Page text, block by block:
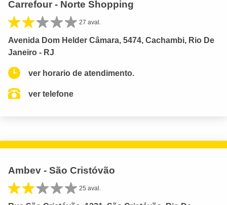
Carrefour - Norte Shopping
27 aval.
Avenida Dom Helder Câmara, 5474, Cachambi, Rio De
Janeiro - RJ
ver horario de atendimento.
ver telefone
Ambev - São Cristóvão
25 aval.